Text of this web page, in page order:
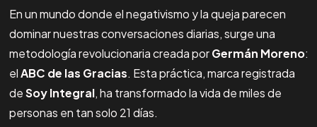
En un mundo donde el negativismo y la queja parecen
dominar nuestras conversaciones diarias, surge una
metodología revolucionaria creada porGermán Moreno:
elABC de las Gracias. Esta práctica, marca registrada
deSoy Integral, ha transformado la vida de miles de
personas en tan solo 21 días.